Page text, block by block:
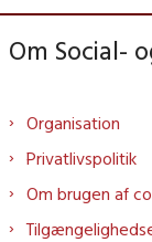
Om Social-
Organisation
Privatlivspolitik
Om brugen af